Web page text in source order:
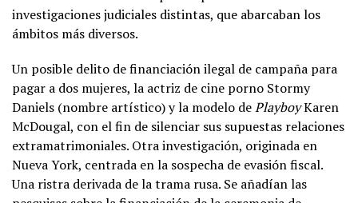
investigaciones judiciales distintas, que abarcaban los
ámbitos más diversos.
Un posible delito de financiación ilegal de campaña para
pagar a dos mujeres, la actriz de cine porno Stormy
Daniels (nombre artístico) y la modelo dePlayboyKaren
McDougal, con el fin de silenciar sus supuestas relaciones
extramatrimoniales. Otra investigación, originada en
Nueva York, centrada en la sospecha de evasión fiscal.
Una ristra derivada de la trama rusa. Se añadían las